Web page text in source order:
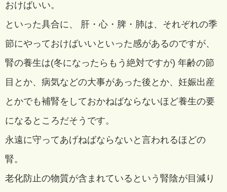
おけばいい。
といった具合に、 肝・心・脾・肺は、それぞれの季
節にやっておけばいいといった感があるのですが、
腎の養生は(冬になったらもう絶対ですが) 年齢の節
目とか、病気などの大事があった後とか、妊娠出産
とかでも補腎をしておかねばならないほど養生の要
になるところだそうです。
永遠に守ってあげねばならないと言われるほどの
腎。
老化防止の物質が含まれているという腎陰が目減り